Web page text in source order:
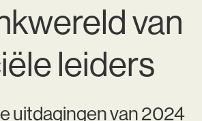
van
leiders
uitdagingen van 2024